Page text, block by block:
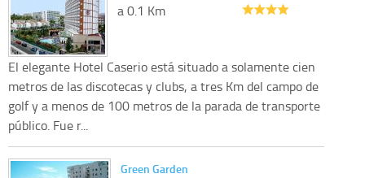
a 0.1 Km
El elegante Hotel Caserio está situado a solamente cien
metros de las discotecas y clubs, a tres Km del campo de
golf y a menos de 100 metros de la parada de transporte
público. Fue r...
Green Garden